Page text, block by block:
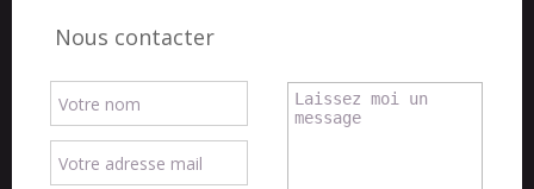
Nous contacter